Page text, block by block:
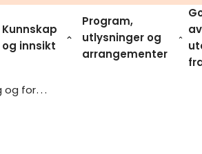
Kunnskap
og innsikt
Program,
utlysninger og
arrangementer
av
Hoyere utdanning og forskning